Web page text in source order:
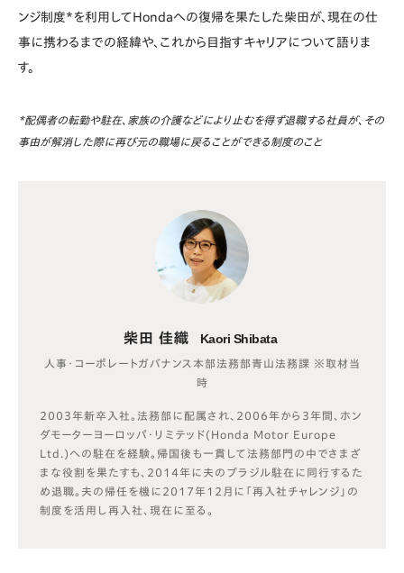
ンジ制度*を利用してHondaへの復帰を果たした柴田が、現在の仕
事に携わるまでの経緯や、これから目指すキャリアについて語りま
す。
*配偶者の転勤や駐在、家族の介護などにより止むを得ず退職する社員が、その
事由が解消した際に再び元の職場に戻ることができる制度のこと
柴田 佳織 Kaori Shibata
人事・コーポレートガバナンス本部法務部青山法務課 ※取材当
時
2003年新卒入社。法務部に配属され、2006年から3年間、ホン
ダモーターヨーロッパ・リミテッド(Honda Motor Europe
Ltd.)への駐在を経験。帰国後も一貫して法務部門の中でさまざ
まな役割を果たすも、2014年に夫のブラジル駐在に同行するた
め退職。夫の帰任を機に2017年12月に「再入社チャレンジ」の
制度を活用し再入社、現在に至る。